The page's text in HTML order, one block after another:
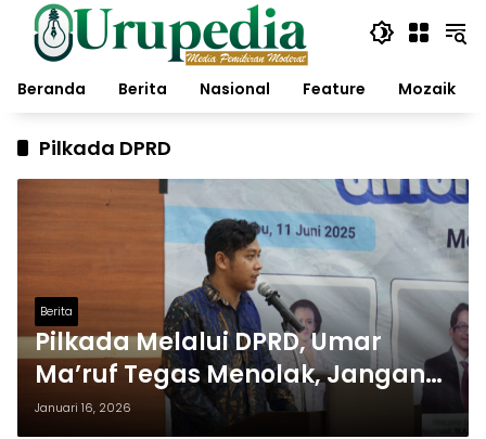
Langsung
konten
Beranda
Berita Nasional Feature Mozaik
Pilkada DPRD
Berita
Pilkada Melalui DPRD, Umar
Ma’ruf Tegas Menolak, Jangan
Abaikan Suara Rakyat
Januari 16, 2026